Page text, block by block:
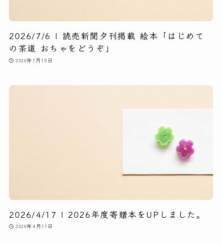
2026/7/6 | 読売新聞夕刊掲載 絵本「はじめて
の茶道 おちゃをどうぞ」
2026年7月15日
2026/4/17 | 2026年度寄贈本をUPしました。
2026年4月17日